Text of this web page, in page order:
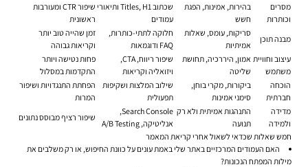
מסרים
וכותרות
בהירות, אמינות, הפגת
חשש
שכתוב Titles, H1 ותיאורי
עמודים
שיפור CTR ומעורבות
ראשונית
מבנה תוכן
סריקות, עומס, שאלות
אמיתיות
חלוקה לתתי-כותרות,
FAQ ודוגמאות
זמן שהייה טוב יותר
וקריאות גבוהה
עיצוב וחוויית
משתמש
אמון, היררכיה, תחושת
שליטה
שיפור ריווח, CTA,
ויזואליה וקריאות
פחות נטישה ויותר
התקדמות במסלול
הוכחה
חברתית
ביקורות, מקרי בוחן,
סימני אמינות
שילוב המלצות ושקיפות
תפעולית
הפחתת התנגדויות ושיפור
המרות
מדידה
ולמידה
התנהגות אמיתית ולא רק
תנועה
Search Console,
אנליטיקה, A/B Testing
שיפור רציף מבוסס נתונים
חמש שאלות שכדאי לשאול אחרי קריאת המאמר
האם העמודים המרכזיים באתר שלי באמת עונים על כוונת החיפוש, או רק משלבים את
מילות המפתח הנכונות?